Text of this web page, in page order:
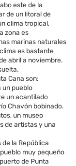
este de la
de un litoral de
clima tropical,
zona es
marinas naturales
es bastante
abril a noviembre.
Cana son:
un pueblo
un acantilado
Chavón bobinado.
un museo
de artistas y una
la República
muy pequeño
de Punta